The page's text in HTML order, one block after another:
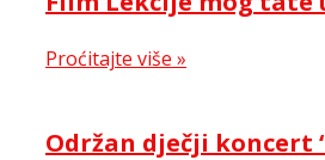
Proćitajte više »
Održan dječji koncert